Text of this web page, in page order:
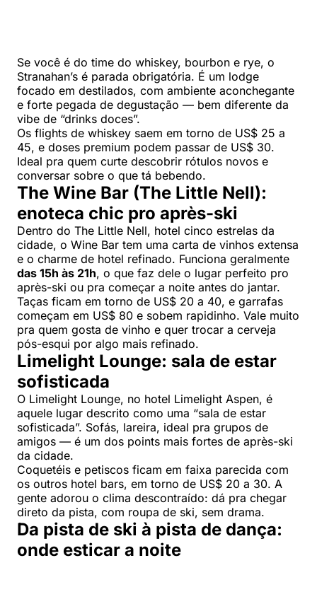
Se você é do time do whiskey, bourbon e rye, o
Stranahan’s é parada obrigatória. É um lodge
focado em destilados, com ambiente aconchegante
e forte pegada de degustação — bem diferente da
vibe de “drinks doces”.
Os flights de whiskey saem em torno de US$ 25 a
45, e doses premium podem passar de US$ 30.
Ideal pra quem curte descobrir rótulos novos e
conversar sobre o que tá bebendo.
The Wine Bar (The Little Nell):
enoteca chic pro après-ski
Dentro do The Little Nell, hotel cinco estrelas da
cidade, o Wine Bar tem uma carta de vinhos extensa
e o charme de hotel refinado. Funciona geralmente
das 15h às 21h, o que faz dele o lugar perfeito pro
après-ski ou pra começar a noite antes do jantar.
Taças ficam em torno de US$ 20 a 40, e garrafas
começam em US$ 80 e sobem rapidinho. Vale muito
pra quem gosta de vinho e quer trocar a cerveja
pós-esqui por algo mais refinado.
Limelight Lounge: sala de estar
sofisticada
O Limelight Lounge, no hotel Limelight Aspen, é
aquele lugar descrito como uma “sala de estar
sofisticada”. Sofás, lareira, ideal pra grupos de
amigos — é um dos points mais fortes de après-ski
da cidade.
Coquetéis e petiscos ficam em faixa parecida com
os outros hotel bars, em torno de US$ 20 a 30. A
gente adorou o clima descontraído: dá pra chegar
direto da pista, com roupa de ski, sem drama.
Da pista de ski à pista de dança:
onde esticar a noite